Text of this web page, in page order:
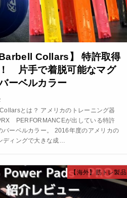
Barbell Collars】 特許取得
片手で着脱可能なマグ
ーベルカラー
とは？ アメリカのトレーニング器
PERFORMANCEが出している特許
バーベルカラー。 2016年度のアメリカの
ディングで大きな成…
【海外】筋トレ製品